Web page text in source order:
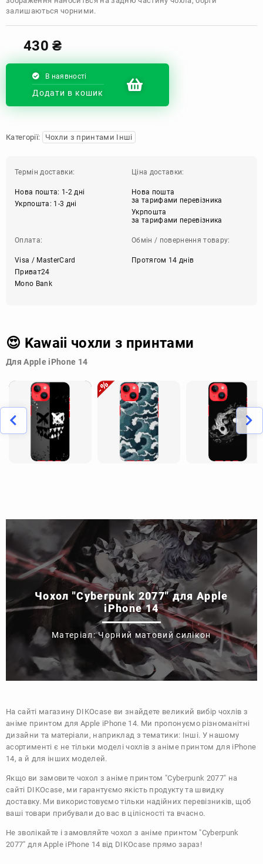
залишаються чорними.
430₴
В наявності
Додати в кошик
Категорії: Чохли з принтами Інші
Термін доставки:
Нова пошта: 1-2 дні
Укрпошта: 1-3 дні
Ціна доставки:
Нова пошта
за тарифами перевізника
Укрпошта
за тарифами перевізника
Оплата:
Visa / MasterCard
Приват24
Mono Bank
Обмін / повернення товару:
Протягом 14 днів
😍 Kawaii чохли з принтами
Для Apple iPhone 14
Чохол "Cyberpunk 2077" для Apple
iPhone 14
Матеріал: Чорний матовий силікон
На сайті магазину DIKOcase ви знайдете великий вибір чохлів з
аніме принтом для Apple iPhone 14. Ми пропонуємо різноманітні
дизайни та матеріали, наприклад з тематики: Інші. У нашому
асортименті є не тільки моделі чохлів з аніме принтом для iPhone
14, а й для інших моделей.
Якщо ви замовите чохол з аніме принтом "Cyberpunk 2077" на
сайті DIKOcase, ми гарантуємо якість продукту та швидку
доставку. Ми використовуємо тільки надійних перевізників, щоб
ваші товари прибували до вас в цілісності та вчасно.
Не зволікайте і замовляйте чохол з аніме принтом "Cyberpunk
2077" для Apple iPhone 14 від DIKOcase прямо зараз!